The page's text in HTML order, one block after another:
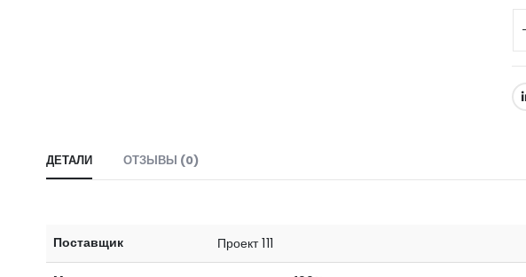
ДЕТАЛИ ОТЗЫВЫ (0)
Поставщик Проект 111